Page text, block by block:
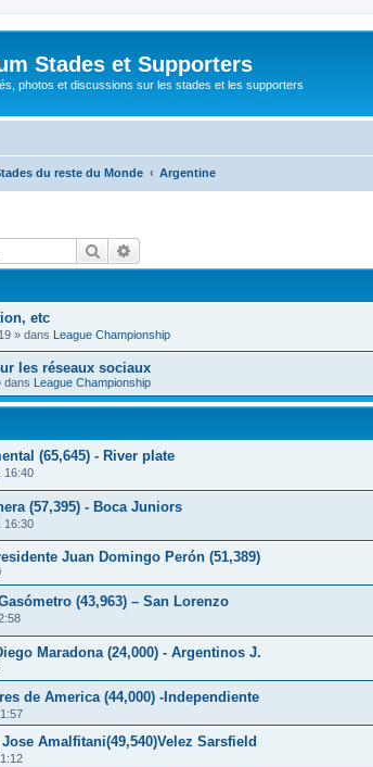
Stades et Supporters
photos et discussions sur les stades et les supporters
du reste du Monde Argentine
Rechercher
etc
» dans League Championship
les réseaux sociaux
dans League Championship
(65,645) - River plate
16:40
(57,395) - Boca Juniors
16:30
Juan Domingo Perón (51,389)
(43,963) – San Lorenzo
Maradona (24,000) - Argentinos J.
de America (44,000) -Independiente
Amalfitani(49,540)Velez Sarsfield